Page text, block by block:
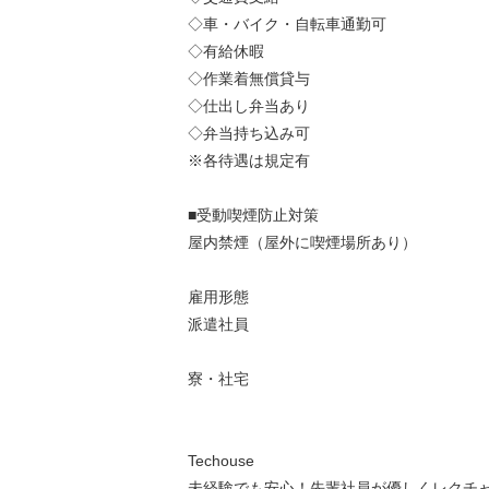
◇車・バイク・自転車通勤可
◇有給休暇
◇作業着無償貸与
◇仕出し弁当あり
◇弁当持ち込み可
※各待遇は規定有
■受動喫煙防止対策
屋内禁煙（屋外に喫煙場所あり）
雇用形態
派遣社員
寮・社宅
Techouse